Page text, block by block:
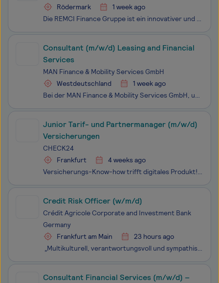
Rödermark
1 week ago
Die REMCI Finance Gruppe ist ein innovativer und unabhängiger Versicherungs-, Finanzierung- und Immobilienvermittler. Wir bieten für unsere regionale, nationalen und internationalen Kunden eine proaktive AllFinanz Betreuung und Beratung, die umfassend auf die Bedürfnisse der Kunden eingeht. Dabei f
Consultant (m/w/d) Leasing and Financial
Services
MAN Finance & Mobility Services GmbH
Westdeutschland
1 week ago
Bei der MAN Finance & Mobility Services GmbH, unserer herstellereigenen Finanzierungsgesellschaft, wirst du Teil einer spannenden Transformation und erlebst echtes Start-up-Feeling innerhalb des TRATON-Konzerns! Als Mitglied unseres Teams unterstützt du uns dabei, die Finanzierung von LKWs, Buss
Junior Tarif- und Partnermanager (m/w/d)
Versicherungen
CHECK24
Frankfurt
4 weeks ago
Versicherungs-Know-how trifft digitales Produkt! Wir bei CHECK24 suchen Menschen mit Drive, Mut und dem Willen, Großes zu bewegen. Entscheidend ist wie zielstrebig Du lernst, Verantwortung übernimmst und bereit bist, über Dich hinauszuwachsen. Als Junior Tarif- und Partnermanager (m/w/d) gesta
Credit Risk Officer (w/m/d)
Crédit Agricole Corporate and Investment Bank
Germany
Frankfurt am Main
23 hours ago
„Multikulturell, verantwortungsvoll und sympathisch - unsere Ziele haben wir fest im Blick: Wir bringen vielfältige Denkweisen und Ideen zusammen, um voneinander zu lernen und gemeinsam zu wachsen. Auf unserem Weg bleiben wir menschlich und übernehmen Verantwortung für Gesellschaft und Umwelt.
Consultant Financial Services (m/w/d) –